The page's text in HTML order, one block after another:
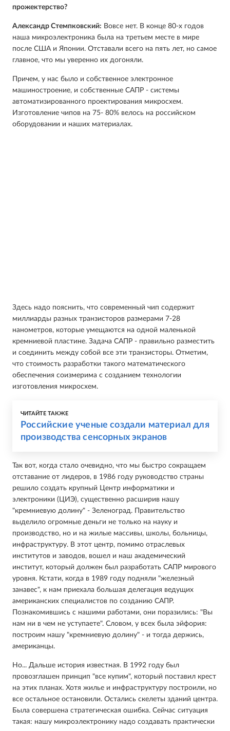
прожектерство?
Александр Стемпковский: Вовсе нет. В конце 80-х годов
наша микроэлектроника была на третьем месте в мире
после США и Японии. Отставали всего на пять лет, но самое
главное, что мы уверенно их догоняли.
Причем, у нас было и собственное электронное
машиностроение, и собственные САПР - системы
автоматизированного проектирования микросхем.
Изготовление чипов на 75- 80% велось на российском
оборудовании и наших материалах.
Здесь надо пояснить, что современный чип содержит
миллиарды разных транзисторов размерами 7-28
нанометров, которые умещаются на одной маленькой
кремниевой пластине. Задача САПР - правильно разместить
и соединить между собой все эти транзисторы. Отметим,
что стоимость разработки такого математического
обеспечения соизмерима с созданием технологии
изготовления микросхем.
ЧИТАЙТЕ ТАКЖЕ
Российские ученые создали материал для
производства сенсорных экранов
Так вот, когда стало очевидно, что мы быстро сокращаем
отставание от лидеров, в 1986 году руководство страны
решило создать крупный Центр информатики и
электроники (ЦИЭ), существенно расширив нашу
"кремниевую долину" - Зеленоград. Правительство
выделило огромные деньги не только на науку и
производство, но и на жилые массивы, школы, больницы,
инфраструктуру. В этот центр, помимо отраслевых
институтов и заводов, вошел и наш академический
институт, который должен был разработать САПР мирового
уровня. Кстати, когда в 1989 году подняли "железный
занавес", к нам приехала большая делегация ведущих
американских специалистов по созданию САПР.
Познакомившись с нашими работами, они поразились: "Вы
нам ни в чем не уступаете". Словом, у всех была эйфория:
построим нашу "кремниевую долину" - и тогда держись,
американцы.
Но... Дальше история известная. В 1992 году был
провозглашен принцип "все купим", который поставил крест
на этих планах. Хотя жилье и инфраструктуру построили, но
все остальное остановили. Остались скелеты зданий центра.
Была совершена стратегическая ошибка. Сейчас ситуация
такая: нашу микроэлектронику надо создавать практически